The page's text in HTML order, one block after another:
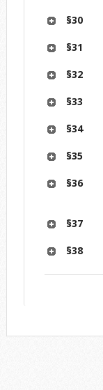
§30
§31
§32
§33
§34
§35
§36
§37
§38